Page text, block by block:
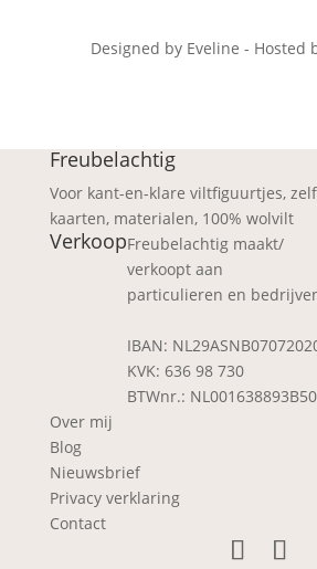
Designed by Eveline - Hosted
Freubelachtig
Voor kant-en-klare viltfiguurtjes,
kaarten, materialen, 100% wolvilt
VerkoopFreubelachtig maakt/
verkoopt aan
particulieren en
IBAN:
KVK: 636 98 730
BTWnr.: NL001638893B50
Over mij
Blog
Nieuwsbrief
Privacy verklaring
Contact